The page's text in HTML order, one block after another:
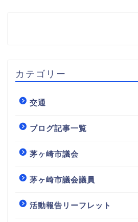
カテゴリー
交通
ブログ記事一覧
茅ヶ崎市議会
茅ヶ崎市議会議員
活動報告リーフレット